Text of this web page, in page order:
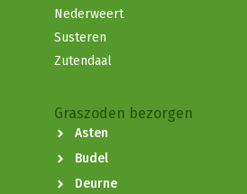
Nederweert
Susteren
Zutendaal
Graszoden bezorgen
Asten
Budel
Deurne